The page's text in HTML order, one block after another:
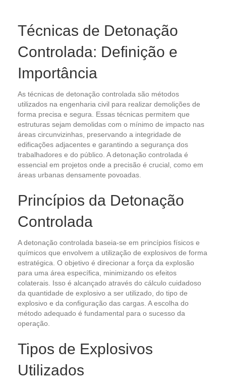
Técnicas de Detonação
Controlada: Definição e
Importância
As técnicas de detonação controlada são métodos
utilizados na engenharia civil para realizar demolições de
forma precisa e segura. Essas técnicas permitem que
estruturas sejam demolidas com o mínimo de impacto nas
áreas circunvizinhas, preservando a integridade de
edificações adjacentes e garantindo a segurança dos
trabalhadores e do público. A detonação controlada é
essencial em projetos onde a precisão é crucial, como em
áreas urbanas densamente povoadas.
Princípios da Detonação
Controlada
A detonação controlada baseia-se em princípios físicos e
químicos que envolvem a utilização de explosivos de forma
estratégica. O objetivo é direcionar a força da explosão
para uma área específica, minimizando os efeitos
colaterais. Isso é alcançado através do cálculo cuidadoso
da quantidade de explosivo a ser utilizado, do tipo de
explosivo e da configuração das cargas. A escolha do
método adequado é fundamental para o sucesso da
operação.
Tipos de Explosivos
Utilizados